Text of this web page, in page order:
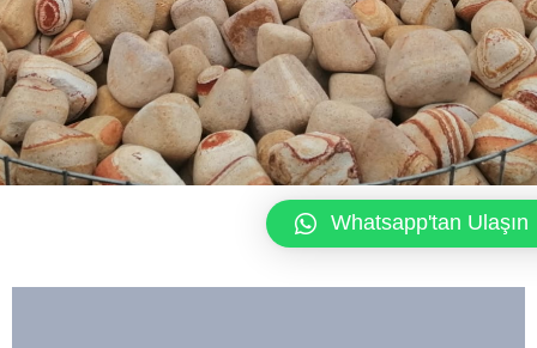
Whatsapp'tan Ulaşın